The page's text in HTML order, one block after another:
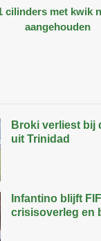
cilinders met kwik
aangehouden
Broki verliest bij
uit Trinidad
Infantino blijft
crisisoverleg en